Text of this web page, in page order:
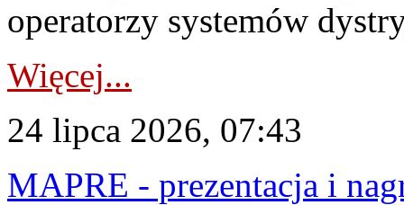
operatorzy systemów
Więcej...
24 lipca 2026, 07:43
MAPRE - prezentacja i